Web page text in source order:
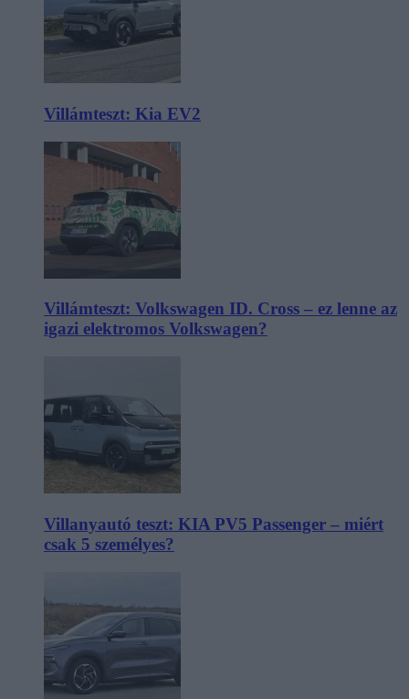
Villámteszt: Kia EV2
Villámteszt: Volkswagen ID. Cross – ez lenne az
igazi elektromos Volkswagen?
Villanyautó teszt: KIA PV5 Passenger – miért
csak 5 személyes?